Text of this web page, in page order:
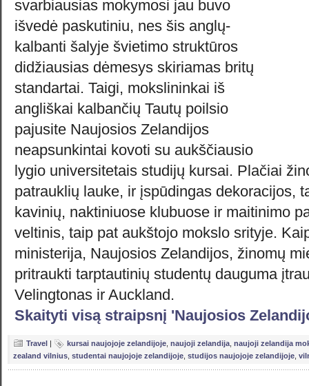
svarbiausias mokymosi jau buvo
išvedė paskutiniu, nes šis anglų-
kalbanti šalyje švietimo struktūros
didžiausias dėmesys skiriamas britų
standartai. Taigi, mokslininkai iš
angliškai kalbančių Tautų poilsio
pajusite Naujosios Zelandijos
neapsunkintai kovoti su aukščiausio
lygio universitetais studijų kursai. Plačiai
patrauklių lauke, ir įspūdingas dekoracijos,
kavinių, naktiniuose klubuose ir maitinimo
veltinis, taip pat aukštojo mokslo srityje.
ministerija, Naujosios Zelandijos, žinomų
pritraukti tarptautinių studentų dauguma
Velingtonas ir Auckland.
Skaityti visą straipsnį 'Naujosios
Travel | kursai naujojoje zelandijoje naujoji zelandija naujoji zelandija
zealand vilnius studentai naujojoje zelandijoje studijos naujojoje zelandijoje